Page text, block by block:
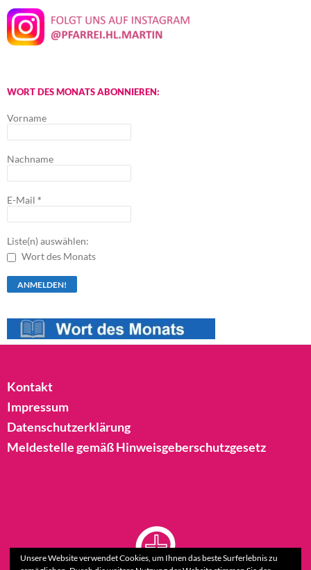
WORT DES MONATS ABONNIEREN:
Vorname
Nachname
E-Mail *
Liste(n) auswählen:
Wort des Monats
Kontakt
Impressum
Datenschutzerklärung
Meldestelle gemäß Hinweisgeberschutzgesetz
Unsere Website verwendet Cookies, um Ihnen das beste Surferlebnis zu